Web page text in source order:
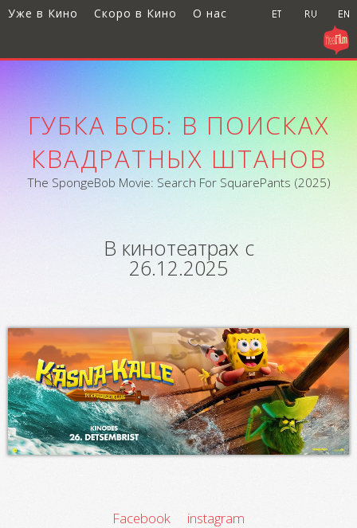
Уже в Кино Скоро в Кино О нас
ГУБКА БОБ: В ПОИСКАХ
КВАДРАТНЫХ ШТАНОВ
The SpongeBob Movie: Search For SquarePants (2025)
В кинотеатрах с
26.12.2025
Facebook instagram